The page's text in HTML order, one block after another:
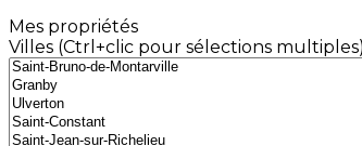
Mes propriétés
Villes (Ctrl+clic pour sélections multiples)